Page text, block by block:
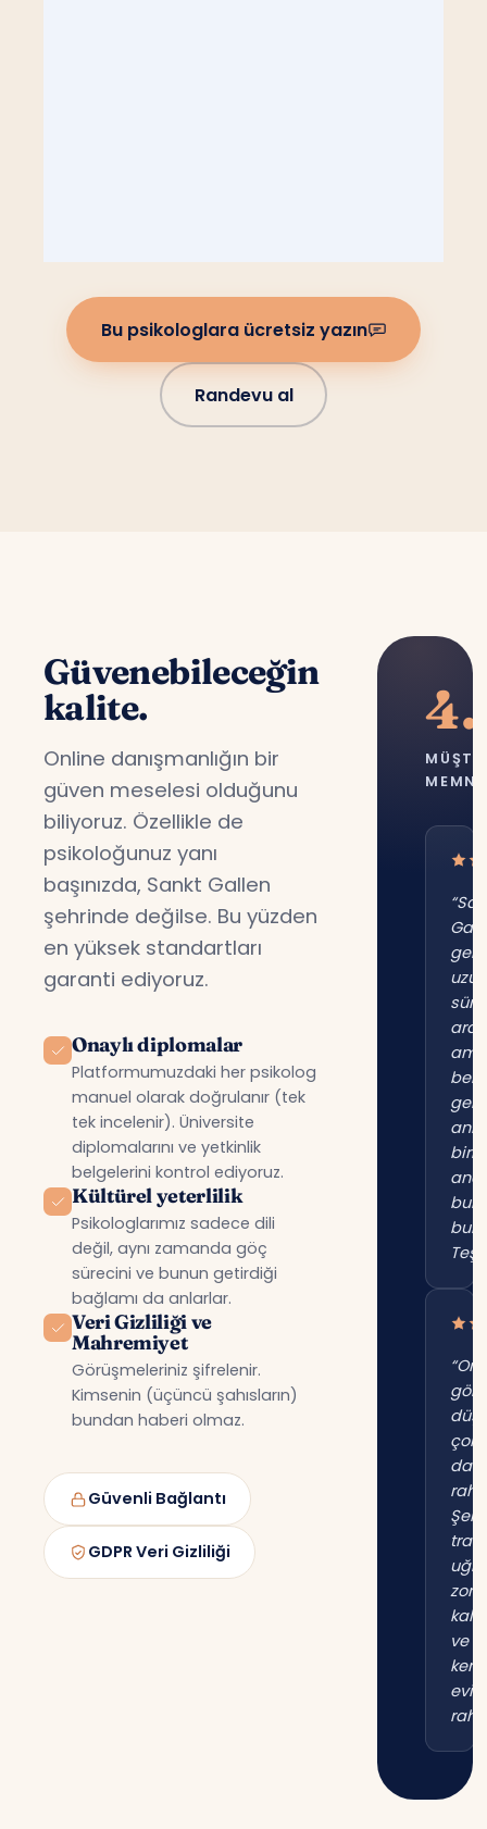
Bu psikologlara ücretsiz yazın
Randevu al
Güvenebileceğin
kalite.
Online danışmanlığın bir
güven meselesi olduğunu
biliyoruz. Özellikle de
psikoloğunuz yanı
başınızda, Sankt Gallen
şehrinde değilse. Bu yüzden
en yüksek standartları
garanti ediyoruz.
Onaylı diplomalar
Platformumuzdaki her psikolog
manuel olarak doğrulanır (tek
tek incelenir). Üniversite
diplomalarını ve yetkinlik
belgelerini kontrol ediyoruz.
Kültürel yeterlilik
Psikologlarımız sadece dili
değil, aynı zamanda göç
sürecini ve bunun getirdiği
bağlamı da anlarlar.
Veri Gizliliği ve
Mahremiyet
Görüşmeleriniz şifrelenir.
Kimsenin (üçüncü şahısların)
bundan haberi olmaz.
Güvenli Bağlantı
GDPR Veri Gizliliği
uzun
süre
beni
çok
ve